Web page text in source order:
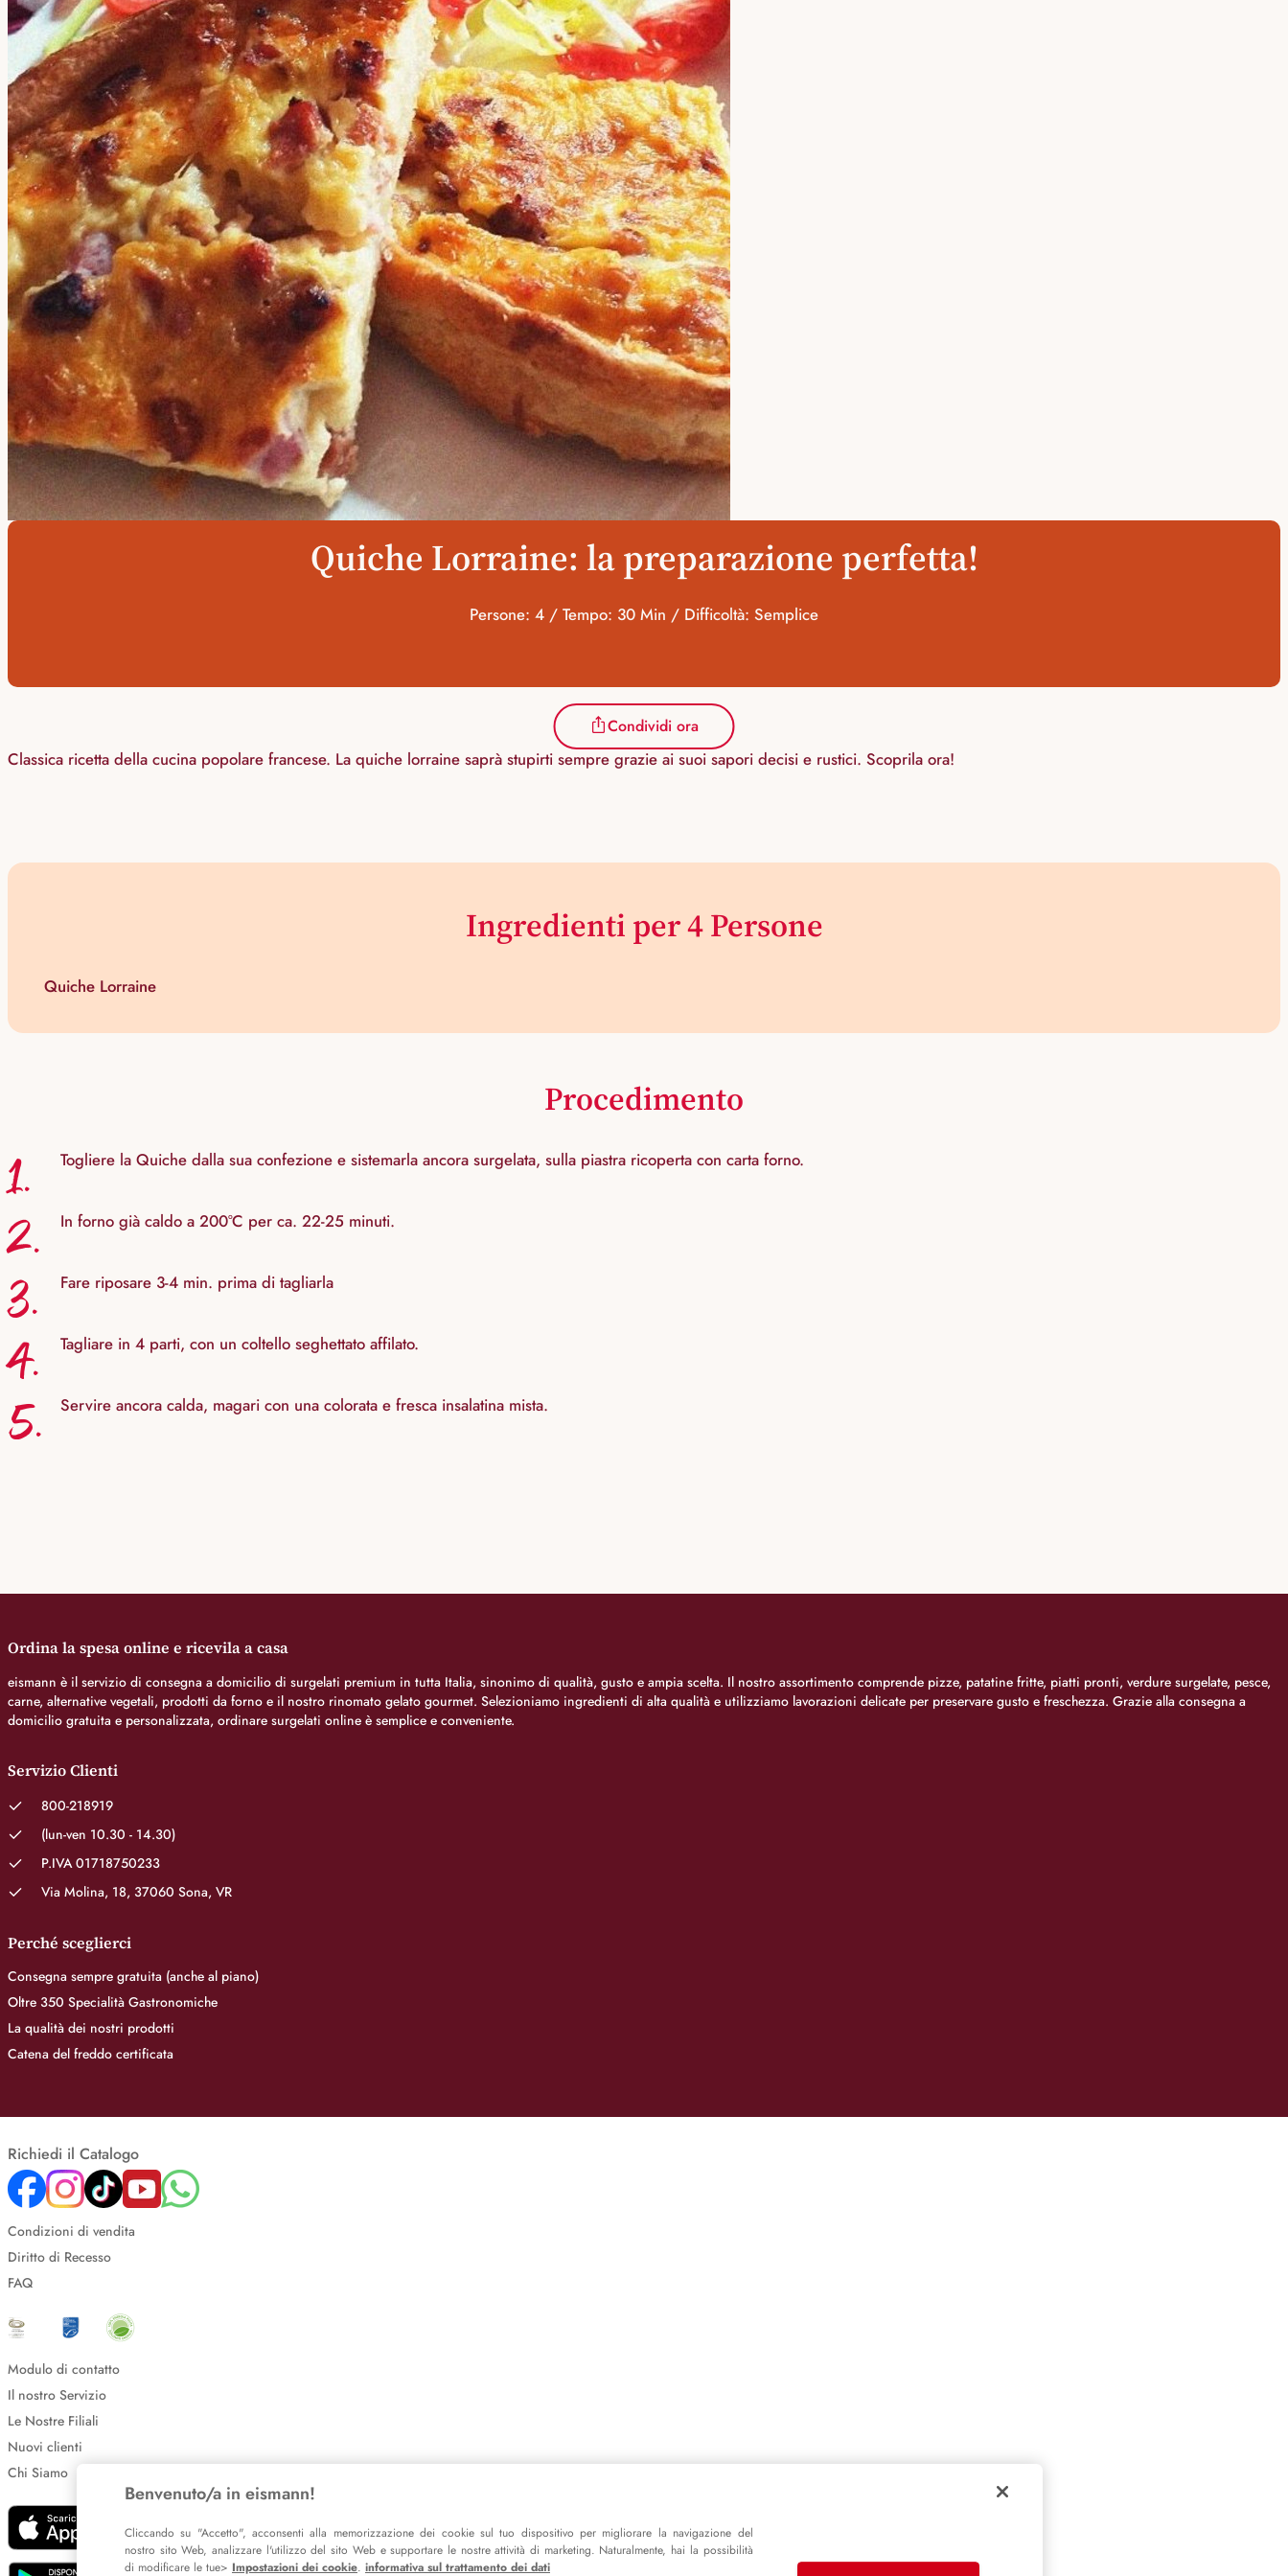
Quiche Lorraine: la preparazione perfetta!
Persone: 4 / Tempo: 30 Min / Difficoltà: Semplice
Condividi ora
Classica ricetta della cucina popolare francese. La quiche lorraine saprà stupirti sempre grazie ai suoi sapori decisi e rustici. Scoprila ora!
Ingredienti per 4 Persone
Quiche Lorraine
Procedimento
1. Togliere la Quiche dalla sua confezione e sistemarla ancora surgelata, sulla piastra ricoperta con carta forno.
2. In forno già caldo a 200°C per ca. 22-25 minuti.
3. Fare riposare 3-4 min. prima di tagliarla
4. Tagliare in 4 parti, con un coltello seghettato affilato.
5. Servire ancora calda, magari con una colorata e fresca insalatina mista.
Ordina la spesa online e ricevila a casa
eismann è il servizio di consegna a domicilio di surgelati premium in tutta Italia, sinonimo di qualità, gusto e ampia scelta. Il nostro assortimento comprende pizze, patatine fritte, piatti pronti, verdure surgelate, pesce,
carne, alternative vegetali, prodotti da forno e il nostro rinomato gelato gourmet. Selezioniamo ingredienti di alta qualità e utilizziamo lavorazioni delicate per preservare gusto e freschezza. Grazie alla consegna a
domicilio gratuita e personalizzata, ordinare surgelati online è semplice e conveniente.
Servizio Clienti
800-218919
(lun-ven 10.30 - 14.30)
P.IVA 01718750233
Via Molina, 18, 37060 Sona, VR
Perché sceglierci
Consegna sempre gratuita (anche al piano)
Oltre 350 Specialità Gastronomiche
La qualità dei nostri prodotti
Catena del freddo certificata
Richiedi il Catalogo
Condizioni di vendita
Diritto di Recesso
FAQ
Modulo di contatto
Il nostro Servizio
Le Nostre Filiali
Nuovi clienti
Chi Siamo
Benvenuto/a in eismann!
Cliccando su "Accetto", acconsenti alla memorizzazione dei cookie sul tuo dispositivo per migliorare la navigazione del
nostro sito Web, analizzare l'utilizzo del sito Web e supportare le nostre attività di marketing. Naturalmente, hai la possibilità
di modificare le tue> Impostazioni dei cookie. informativa sul trattamento dei dati